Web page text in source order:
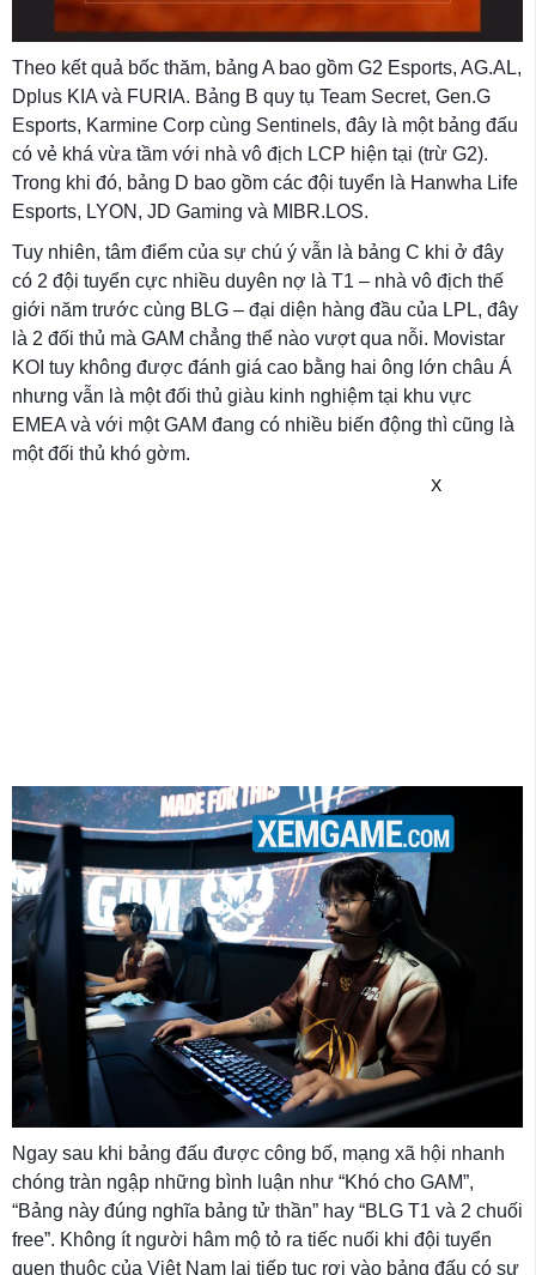
Theo kết quả bốc thăm, bảng A bao gồm G2 Esports, AG.AL,
Dplus KIA và FURIA. Bảng B quy tụ Team Secret, Gen.G
Esports, Karmine Corp cùng Sentinels, đây là một bảng đấu
có vẻ khá vừa tầm với nhà vô địch LCP hiện tại (trừ G2).
Trong khi đó, bảng D bao gồm các đội tuyển là Hanwha Life
Esports, LYON, JD Gaming và MIBR.LOS.
Tuy nhiên, tâm điểm của sự chú ý vẫn là bảng C khi ở đây
có 2 đội tuyển cực nhiều duyên nợ là T1 – nhà vô địch thế
giới năm trước cùng BLG – đại diện hàng đầu của LPL, đây
là 2 đối thủ mà GAM chẳng thể nào vượt qua nỗi. Movistar
KOI tuy không được đánh giá cao bằng hai ông lớn châu Á
nhưng vẫn là một đối thủ giàu kinh nghiệm tại khu vực
EMEA và với một GAM đang có nhiều biến động thì cũng là
một đối thủ khó gờm.
X
Ngay sau khi bảng đấu được công bố, mạng xã hội nhanh
chóng tràn ngập những bình luận như “Khó cho GAM”,
“Bảng này đúng nghĩa bảng tử thần” hay “BLG T1 và 2 chuối
free”. Không ít người hâm mộ tỏ ra tiếc nuối khi đội tuyển
quen thuộc của Việt Nam lại tiếp tục rơi vào bảng đấu có sự